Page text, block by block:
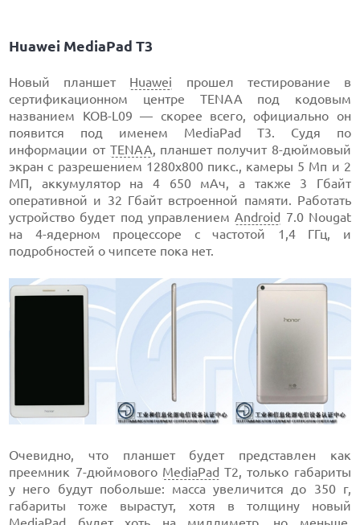
Huawei MediaPad T3
Новый планшет Huawei прошел тестирование в
сертификационном центре TENAA под кодовым
названием KOB-L09 — скорее всего, официально он
появится под именем MediaPad T3. Судя по
информации от TENAA, планшет получит 8-дюймовый
экран с разрешением 1280х800 пикс., камеры 5 Мп и 2
МП, аккумулятор на 4 650 мАч, а также 3 Гбайт
оперативной и 32 Гбайт встроенной памяти. Работать
устройство будет под управлениемAndroid 7.0 Nougat
на 4-ядерном процессоре с частотой 1,4 ГГц, и
подробностей о чипсете пока нет.
Очевидно, что планшет будет представлен как
преемник 7-дюймового MediaPad T2, только габариты
у него будут побольше: масса увеличится до 350 г,
габариты тоже вырастут, хотя в толщину новый